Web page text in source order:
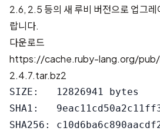
2.6, 2.5 등의 새 루비 버전으로 업그
랍니다.
다운로드
https://cache.ruby-lang.org/
2.4.7.tar.bz2
SIZE:   12826941 bytes
SHA1:
SHA256: